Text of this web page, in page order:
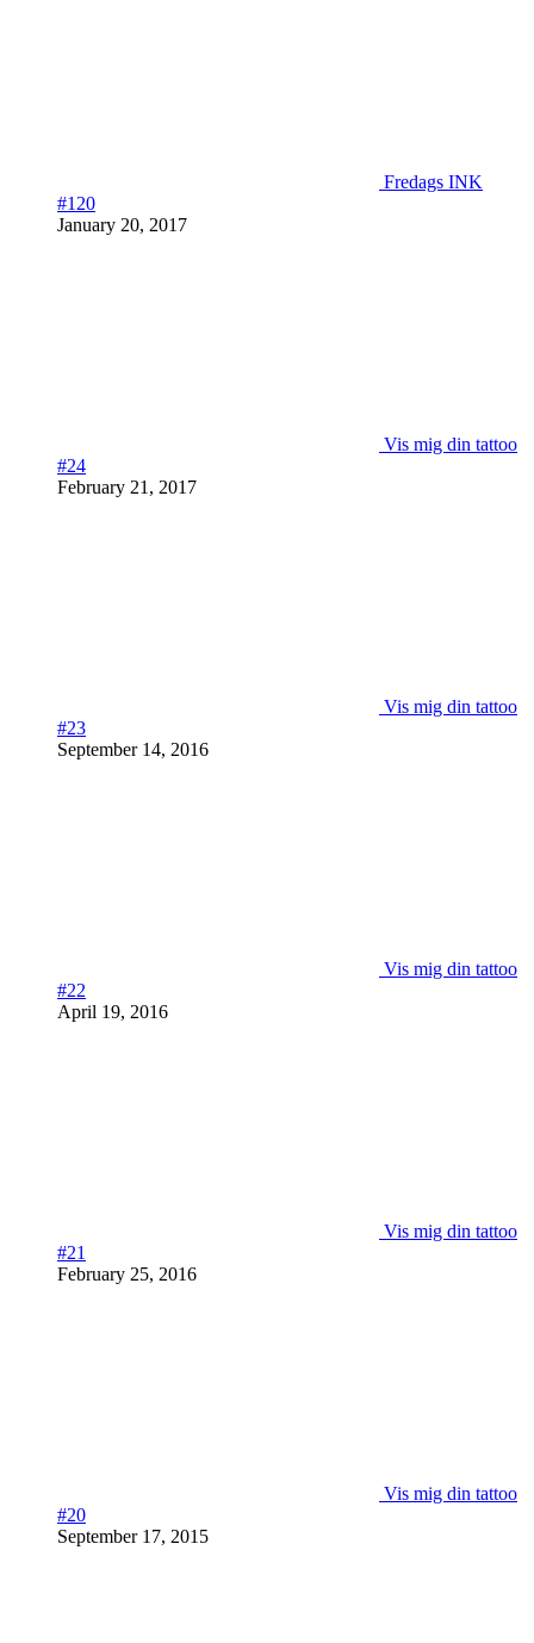
Fredags INK
#120
January 20, 2017
Vis mig din tattoo
#24
February 21, 2017
Vis mig din tattoo
#23
September 14, 2016
Vis mig din tattoo
#22
April 19, 2016
Vis mig din tattoo
#21
February 25, 2016
Vis mig din tattoo
#20
September 17, 2015